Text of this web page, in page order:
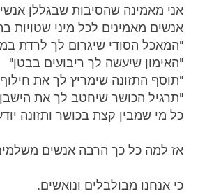
אני מאמינה שהסיבות שבגללן
אנשים מאמינים לכל מיני שטויות
"המאכל הסודי שיגרום לך לרדת
"האימון שיעשה לך ריבועים בבטן"
"תוסף התזונה שימריץ לך את
"תרגיל הכושר שיחטב לך את הישבן תוך
כל מי שמבין קצת בכושר ותזונה
אז למה כל כך הרבה אנשים
כי אנחנו מבולבלים ונואשים.